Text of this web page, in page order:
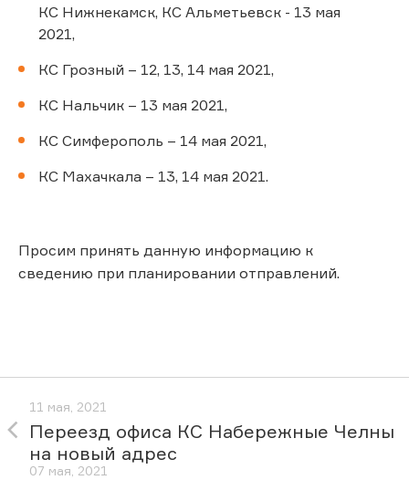
КС Нижнекамск, КС Альметьевск - 13 мая
2021,
КС Грозный – 12, 13, 14 мая 2021,
КС Нальчик – 13 мая 2021,
КС Симферополь – 14 мая 2021,
КС Махачкала – 13, 14 мая 2021.
Просим принять данную информацию к
сведению при планировании отправлений.
11 мая, 2021
Переезд офиса КС Набережные Челны
на новый адрес
07 мая, 2021